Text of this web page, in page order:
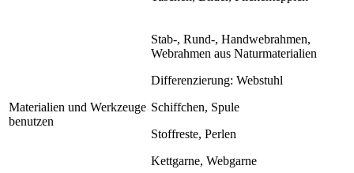
Materialien und Werkzeuge
benutzen
Stab-, Rund-, Handwebrahmen,
Webrahmen aus Naturmaterialien
Differenzierung: Webstuhl
Schiffchen, Spule
Stoffreste, Perlen
Kettgarne, Webgarne